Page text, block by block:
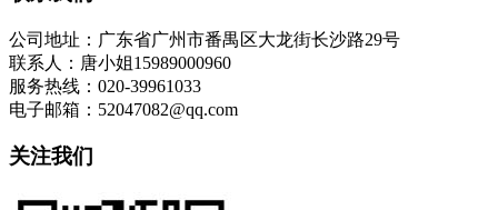
公司地址：广东省广州市番禺区大龙街长沙路29号
联系人：唐小姐15989000960
服务热线：020-39961033
电子邮箱：52047082@qq.com
关注我们